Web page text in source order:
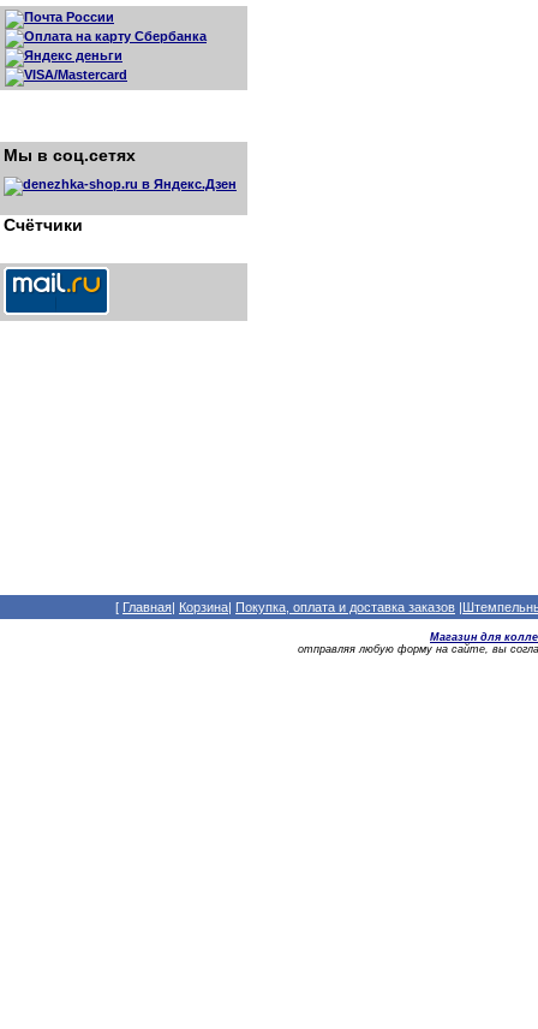
Мы в соц.сетях
Счётчики
[ Главная| Корзина| Покупка, оплата и доставка заказов |
Магазин для
отправляя любую форму на сайте, вы